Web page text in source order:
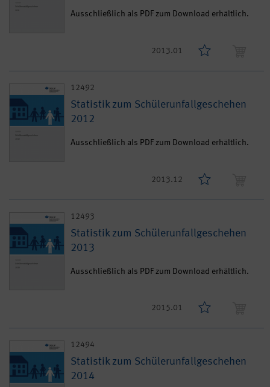
Ausschließlich als PDF zum Download erhältlich.
2013.01
12492
Statistik zum Schülerunfallgeschehen
2012
Ausschließlich als PDF zum Download erhältlich.
2013.12
12493
Statistik zum Schülerunfallgeschehen
2013
Ausschließlich als PDF zum Download erhältlich.
2015.01
12494
Statistik zum Schülerunfallgeschehen
2014